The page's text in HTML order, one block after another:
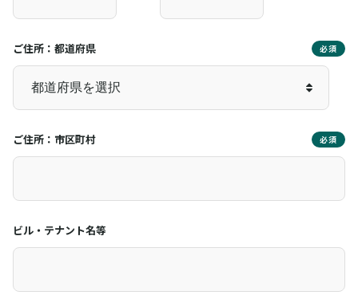
ご住所：都道府県 必須
ご住所：市区町村 必須
ビル・テナント名等